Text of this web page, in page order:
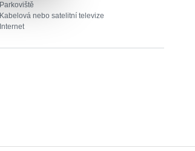
Parkoviště
Kabelová nebo satelitní televize
Internet